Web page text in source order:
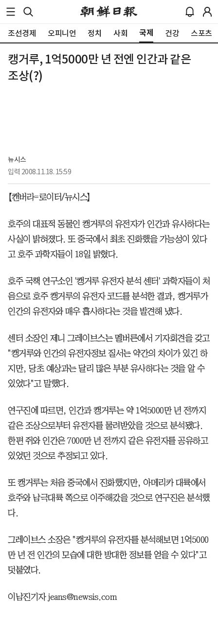
조선경제 오피니언 정치 사회 국제 건강 스포츠
캥거루, 1억5000만 년 전엔 인간과 같은
조상(?)
뉴시스
입력 2008.11.18. 15:59
【캔버라=로이터/뉴시스】
호주의 대표적 동물인 캥거루의 유전자가 인간과 유사하다는
사실이 밝혀졌다. 또 중국에서 최초 진화했을 가능성이 있다
고 호주 과학자들이 18일 밝혔다.
호주 국책 연구소인 '캥거루 유전자 분석 센터' 과학자들이 처
음으로 호주 캥거루의 유전자 코드를 분석한 결과, 캥거루가
인간의 유전자와 매우 흡사하다는 것을 발견해 냈다.
센터 소장인 제니 그레이브스는 멜버른에서 기자회견을 갖고
"캥거루와 인간의 유전자정보 질서는 약간의 차이가 있긴 하
지만, 당초 예상과는 달리 많은 부분 유사하다는 것을 알 수
있었다"고 말했다.
연구진에 따르면, 인간과 캥거루는 약 1억5000만 년 전까지
같은 조상으로부터 유전자를 물려받았을 것으로 분석됐다.
한편 쥐와 인간은 7000만 년 전까지 같은 유전자를 공유하고
있었던 것으로 추정되고 있다.
또 캥거루는 처음 중국에서 진화했지만, 아메리카 대륙에서
호주와 남극대륙 쪽으로 이주해갔을 것으로 연구진은 분석했
다.
그레이브스 소장은 "캥거루의 유전자를 분석해보면 1억5000
만 년 전 인간의 모습에 대한 방대한 정보를 얻을 수 있다"고
덧붙였다.
이남진기자 jeans@newsis.com